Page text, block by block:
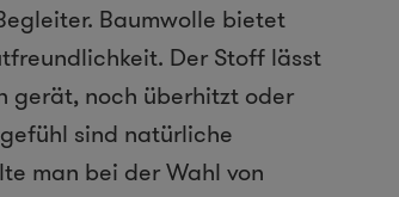
Baumwolle bietet
Der Stoff lässt
gerät, noch überhitzt oder
sind natürliche
man bei der Wahl von